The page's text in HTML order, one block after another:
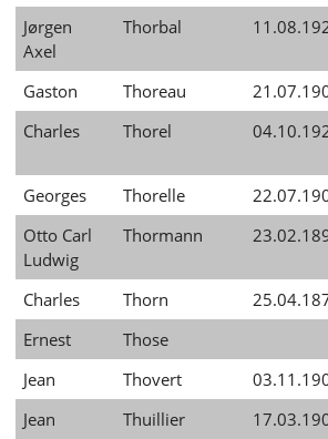
Jørgen
Axel
Thorbal
Gaston Thoreau
Charles
Thorel
Georges
Thorelle
Otto Carl
Ludwig
Thormann
Charles Thorn
Ernest
Those
Jean
Thovert
Jean
Thuillier